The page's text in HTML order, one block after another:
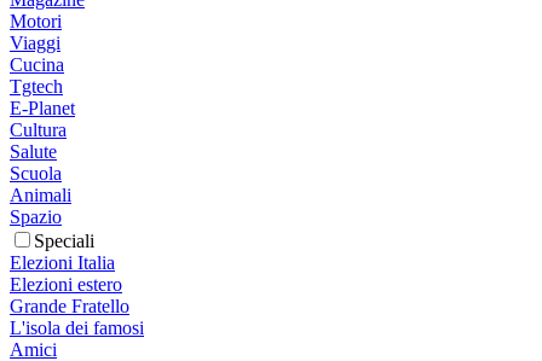
Motori
Viaggi
Cucina
Tgtech
E-Planet
Cultura
Salute
Scuola
Animali
Spazio
Speciali
Elezioni Italia
Elezioni estero
Grande Fratello
L'isola dei famosi
Amici